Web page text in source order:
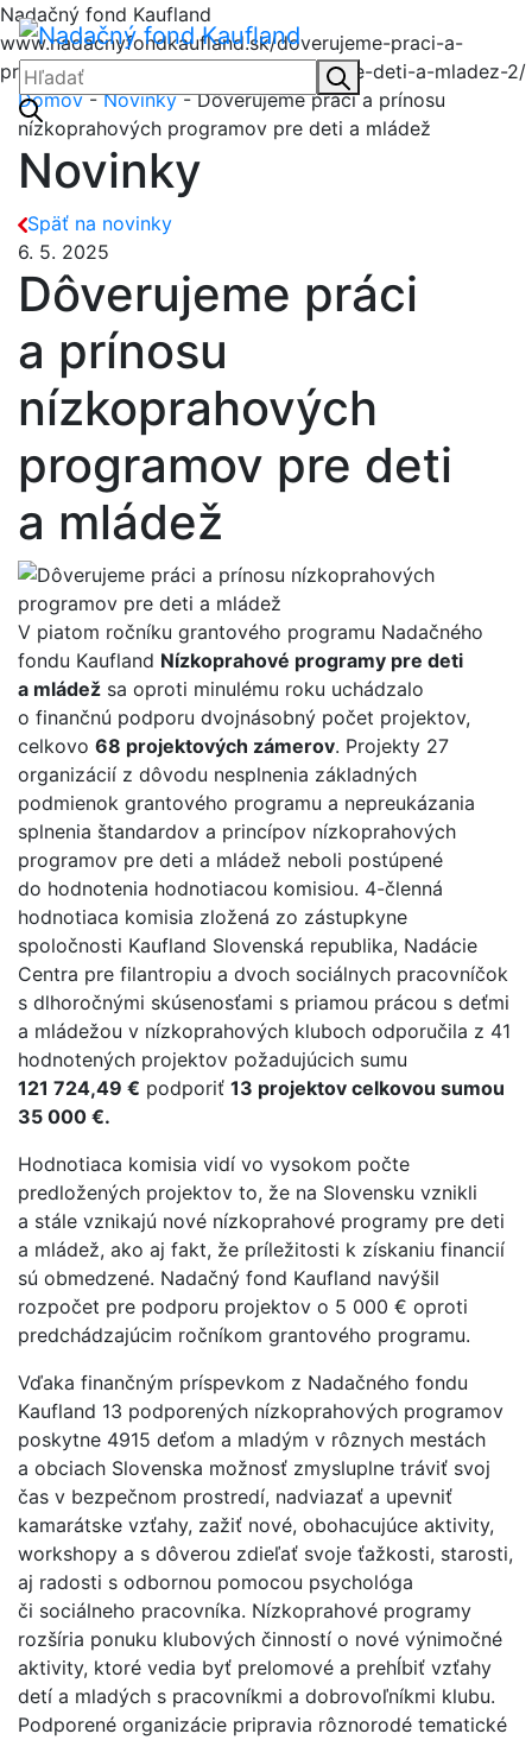
Nadačný fond Kaufland
www.nadacnyfondkaufland.sk/doverujeme-praci-a-
prinosu-nizkoprahovych-programov-pre-deti-a-mladez-2/
Nadačný fond
Hľadať:
Hľadať
Domov-Novinky- Dôverujeme práci a prínosu
nízkoprahových programov pre deti a mládež
Novinky
Späť na novinky
6. 5. 2025
Dôverujeme práci
a prínosu
nízkoprahových
programov pre deti
a mládež
V piatom ročníku grantového programu Nadačného
fondu Kaufland Nízkoprahové programy pre deti
a mládež sa oproti minulému roku uchádzalo
o finančnú podporu dvojnásobný počet projektov,
celkovo 68 projektových zámerov. Projekty 27
organizácií z dôvodu nesplnenia základných
podmienok grantového programu a nepreukázania
splnenia štandardov a princípov nízkoprahových
programov pre deti a mládež neboli postúpené
do hodnotenia hodnotiacou komisiou. 4-členná
hodnotiaca komisia zložená zo zástupkyne
spoločnosti Kaufland Slovenská republika, Nadácie
Centra pre filantropiu a dvoch sociálnych pracovníčok
s dlhoročnými skúsenosťami s priamou prácou s deťmi
a mládežou v nízkoprahových kluboch odporučila z 41
hodnotených projektov požadujúcich sumu
121 724,49 € podporiť 13 projektov celkovou sumou
35 000 €.
Hodnotiaca komisia vidí vo vysokom počte
predložených projektov to, že na Slovensku vznikli
a stále vznikajú nové nízkoprahové programy pre deti
a mládež, ako aj fakt, že príležitosti k získaniu financií
sú obmedzené. Nadačný fond Kaufland navýšil
rozpočet pre podporu projektov o 5 000 € oproti
predchádzajúcim ročníkom grantového programu.
Vďaka finančným príspevkom z Nadačného fondu
Kaufland 13 podporených nízkoprahových programov
poskytne 4915 deťom a mladým v rôznych mestách
a obciach Slovenska možnosť zmysluplne tráviť svoj
čas v bezpečnom prostredí, nadviazať a upevniť
kamarátske vzťahy, zažiť nové, obohacujúce aktivity,
workshopy a s dôverou zdieľať svoje ťažkosti, starosti,
aj radosti s odbornou pomocou psychológa
či sociálneho pracovníka. Nízkoprahové programy
rozšíria ponuku klubových činností o nové výnimočné
aktivity, ktoré vedia byť prelomové a prehĺbiť vzťahy
detí a mladých s pracovníkmi a dobrovoľníkmi klubu.
Podporené organizácie pripravia rôznorodé tematické